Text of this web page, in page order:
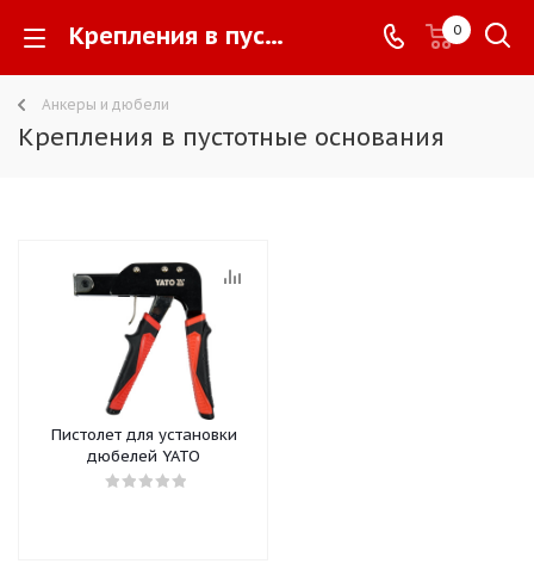
Крепления в пустотные основания - 0
Анкеры и дюбели
Крепления в пустотные основания
Пистолет для установки
дюбелей YATO